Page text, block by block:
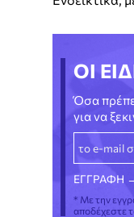
ΟΙ
Όσα
για να
* Με την
αποδέχεστε